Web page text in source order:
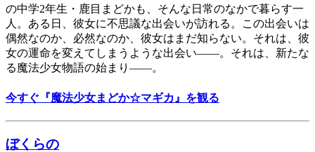
の中学2年生・鹿目まどかも、そんな日常のなかで暮らす一
人。ある日、彼女に不思議な出会いが訪れる。この出会いは
偶然なのか、必然なのか、彼女はまだ知らない。それは、彼
女の運命を変えてしまうような出会い――。それは、新たな
る魔法少女物語の始まり――。
今すぐ『魔法少女まどか☆マギカ』を観る
ぼくらの